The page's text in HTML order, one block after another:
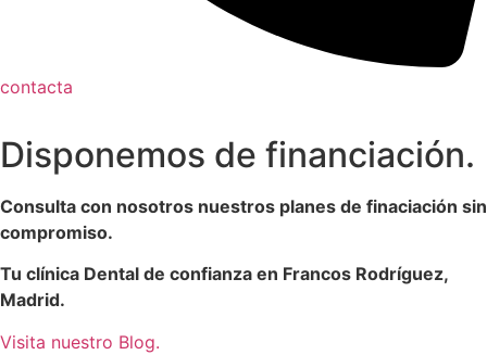
contacta
Disponemos de financiación.
Consulta con nosotros nuestros planes de finaciación sin
compromiso.
Tu clínica Dental de confianza en Francos Rodríguez,
Madrid.
Visita nuestro Blog.